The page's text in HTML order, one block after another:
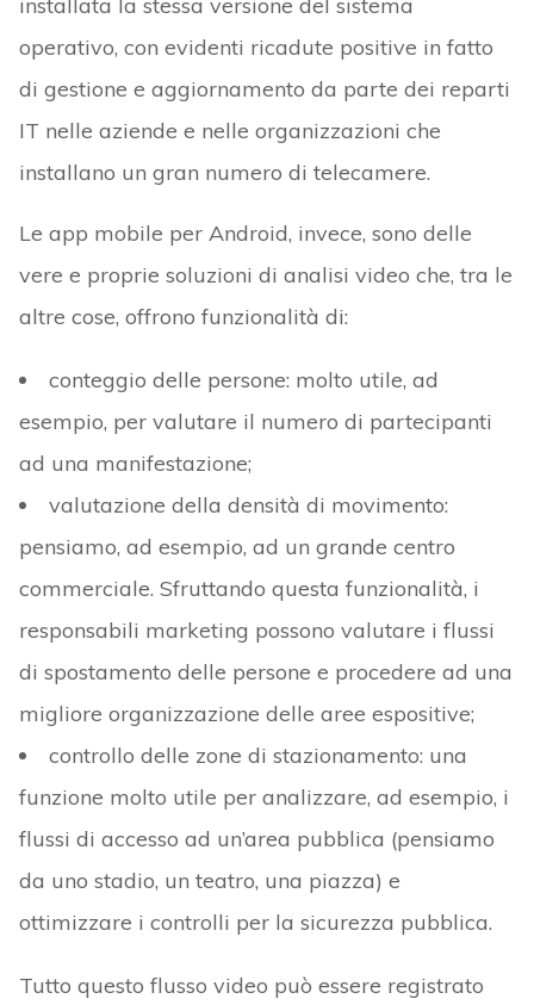
operativo, con evidenti ricadute positive in fatto
di gestione e aggiornamento da parte dei reparti
IT nelle aziende e nelle organizzazioni che
installano un gran numero di telecamere.
Le app mobile per Android, invece, sono delle
vere e proprie soluzioni di analisi video che, tra le
altre cose, offrono funzionalità di:
conteggio delle persone: molto utile, ad
esempio, per valutare il numero di partecipanti
ad una manifestazione;
valutazione della densità di movimento:
pensiamo, ad esempio, ad un grande centro
commerciale. Sfruttando questa funzionalità, i
responsabili marketing possono valutare i flussi
di spostamento delle persone e procedere ad una
migliore organizzazione delle aree espositive;
controllo delle zone di stazionamento: una
funzione molto utile per analizzare, ad esempio, i
flussi di accesso ad un’area pubblica (pensiamo
da uno stadio, un teatro, una piazza) e
ottimizzare i controlli per la sicurezza pubblica.
Tutto questo flusso video può essere registrato